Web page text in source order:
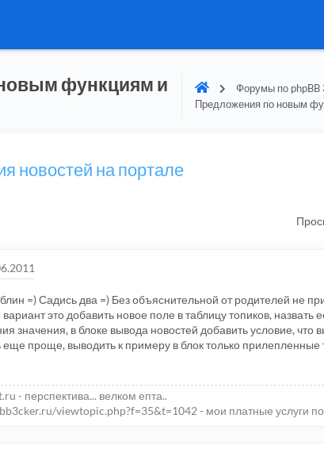
функциям и
Форумы по phpBB
Предложения по новым
новостей на портале
=) Садись два =) Без объяснительной от родителей не
это добавить новое поле в таблицу топиков, назвать
значения, в блоке вывода новостей добавить условие, что
проще, выводить к примеру в блок только прилепленные
- перспектива... велком епта..
viewtopic.php?f=35&t=1042 - мои платные услуги по